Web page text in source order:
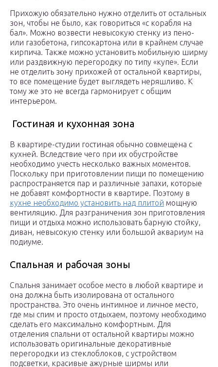
Прихожую обязательно нужно отделить от остальных
зон, чтобы не было, как говориться «с корабля на
бал». Можно возвести невысокую стенку из пено-
или газобетона, гипсокартона или в крайнем случае
кирпича. Также можно установить мобильную ширму
или раздвижную перегородку по типу «купе». Если
не отделить зону прихожей от остальной квартиры,
то все помещение будет выглядеть неряшливо. К
тому же это не всегда гармонирует с общим
интерьером.
Гостиная и кухонная зона
В квартире-студии гостиная обычно совмещена с
кухней. Вследствие чего при их обустройстве
необходимо учесть несколько важных моментов.
Поскольку при приготовлении пищи по помещению
распространяется пар и различные запахи, которые
не добавят комфортности в квартире. Поэтому в
кухне необходимо установить над плитой мощную
вентиляцию. Для разграничения зон приготовления
пищи и отдыха можно использовать барную стойку,
диван, невысокую стенку или большой аквариум на
подиуме.
Спальная и рабочая зоны
Спальня занимает особое место в любой квартире и
она должна быть изолирована от остального
пространства. Это очень интимное и личное место,
где мы спим и просто отдыхаем, поэтому необходимо
сделать его максимально комфортным. Для
отделения спальни от остальной квартиры можно
использовать оригинальные декоративные
перегородки из стеклоблоков, с устройством
подсветки, красивые ажурные ширмы или